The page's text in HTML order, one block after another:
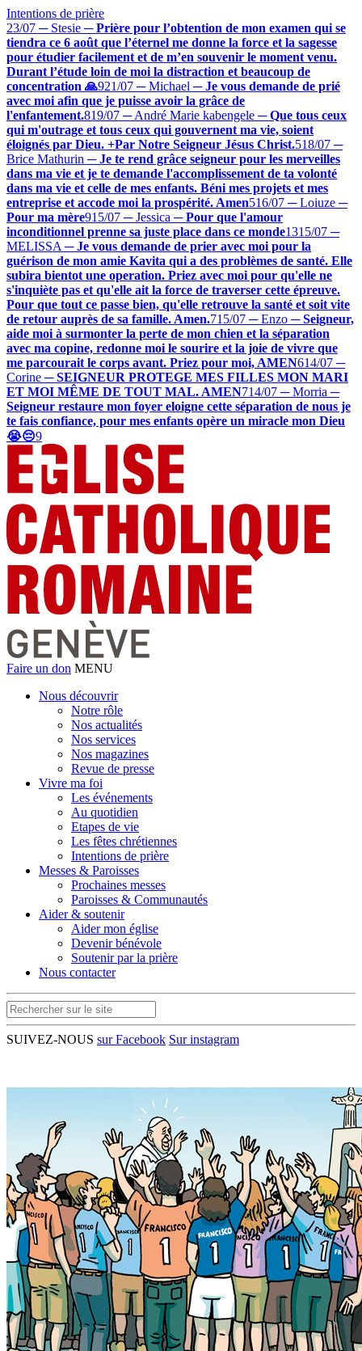
Intentions de prière
23/07 ─ Stesie ─ Prière pour l’obtention de mon examen qui se
tiendra ce 6 août que l’éternel me donne la force et la sagesse
pour étudier facilement et de m’en souvenir le moment venu.
Durant l’étude loin de moi la distraction et beaucoup de
concentration 🙏921/07 ─ Michael ─ Je vous demande de prié
avec moi afin que je puisse avoir la grâce de
l'enfantement.819/07 ─ André Marie kabengele ─ Que tous ceux
qui m'outrage et tous ceux qui gouvernent ma vie, soient
éloignés par Dieu. +Par Notre Seigneur Jésus Christ.518/07 ─
Brice Mathurin ─ Je te rend grâce seigneur pour les merveilles
dans ma vie et je te demande l'accomplissement de ta volonté
dans ma vie et celle de mes enfants. Béni mes projets et mes
entreprise et accode moi la prospérité. Amen516/07 ─ Loiuze ─
Pour ma mère915/07 ─ Jessica ─ Pour que l'amour
inconditionnel prenne sa juste place dans ce monde1315/07 ─
MELISSA ─ Je vous demande de prier avec moi pour la
guérison de mon amie Kavita qui a des problèmes de santé. Elle
subira bientot une operation. Priez avec moi pour qu'elle ne
s'inquiète pas et qu'elle ait la force de traverser cette épreuve.
Pour que tout ce passe bien, qu'elle retrouve la santé et soit vite
de retour auprès de sa famille. Amen.715/07 ─ Enzo ─ Seigneur,
aide moi à surmonter la perte de mon chien et la séparation
avec ma copine, redonne moi le sourire et la joie de vivre que
me parcourait le corps avant. Priez pour moi, AMEN614/07 ─
Corine ─ SEIGNEUR PROTEGE MES FILLES MON MARI
ET MOI MÊME DE TOUT MAL. AMEN714/07 ─ Morria ─
Seigneur restaure mon foyer eloigne cette séparation de nous je
te fais confiance, pour mes enfants opère un miracle mon Dieu
😭😔9
Faire un don MENU
Nous découvrir
Notre rôle
Nos actualités
Nos services
Nos magazines
Revue de presse
Vivre ma foi
Les événements
Au quotidien
Etapes de vie
Les fêtes chrétiennes
Intentions de prière
Messes & Paroisses
Prochaines messes
Paroisses & Communautés
Aider & soutenir
Aider mon église
Devenir bénévole
Soutenir par la prière
Nous contacter
SUIVEZ-NOUS sur Facebook Sur instagram